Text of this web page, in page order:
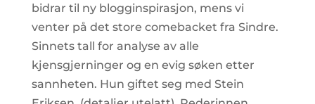
bidrar til ny blogginspirasjon, mens vi
venter på det store comebacket fra Sindre.
Sinnets tall for analyse av alle
kjensgjerninger og en evig søken etter
sannheten. Hun giftet seg med Stein